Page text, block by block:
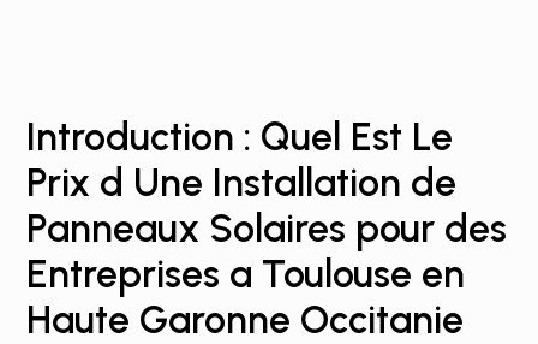
Introduction : Quel Est Le
Prix d Une Installation de
Panneaux Solaires pour des
Entreprises a Toulouse en
Haute Garonne Occitanie